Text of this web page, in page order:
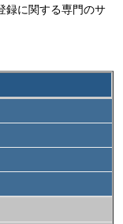
録に関する専門のサ